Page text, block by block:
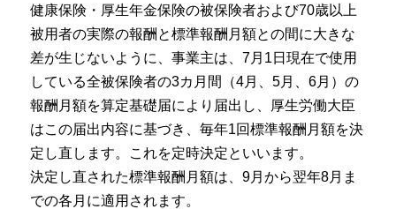
健康保険・厚生年金保険の被保険者および70歳以上
被用者の実際の報酬と標準報酬月額との間に大きな
差が生じないように、事業主は、7月1日現在で使用
している全被保険者の3カ月間（4月、5月、6月）の
報酬月額を算定基礎届により届出し、厚生労働大臣
はこの届出内容に基づき、毎年1回標準報酬月額を決
定し直します。これを定時決定といいます。
決定し直された標準報酬月額は、9月から翌年8月ま
での各月に適用されます。